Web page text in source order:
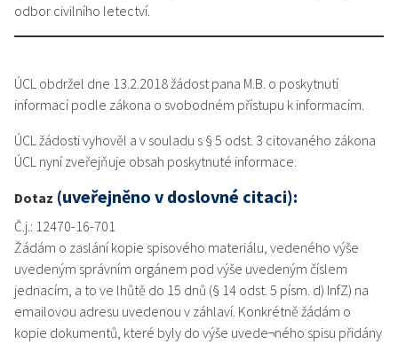
odbor civilního letectví.
ÚCL obdržel dne 13.2.2018 žádost pana M.B. o poskytnutí
informací podle zákona o svobodném přístupu k informacím.
ÚCL žádosti vyhověl a v souladu s § 5 odst. 3 citovaného zákona
ÚCL nyní zveřejňuje obsah poskytnuté informace.
Dotaz (uveřejněno v doslovné citaci):
Č.j.: 12470-16-701
Žádám o zaslání kopie spisového materiálu, vedeného výše
uvedeným správním orgánem pod výše uvedeným číslem
jednacím, a to ve lhůtě do 15 dnů (§ 14 odst. 5 písm. d) InfZ) na
emailovou adresu uvedenou v záhlaví. Konkrétně žádám o
kopie dokumentů, které byly do výše uvede¬ného spisu přidány